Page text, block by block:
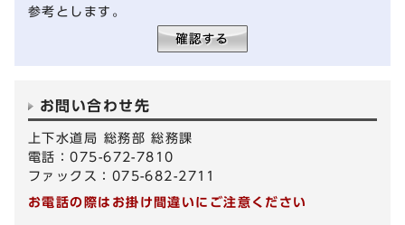
参考とします。
お問い合わせ先
上下水道局 総務部 総務課
電話：075-672-7810
ファックス：075-682-2711
お電話の際はお掛け間違いにご注意ください